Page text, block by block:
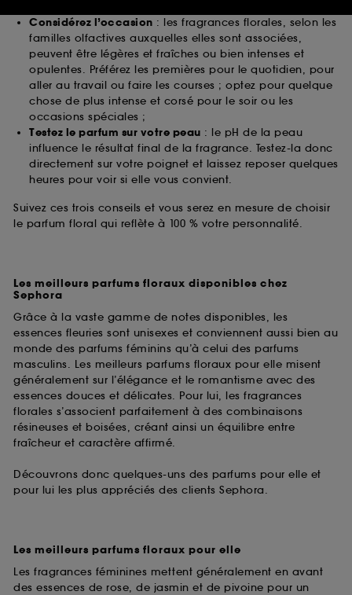
Considérez l’occasion : les fragrances florales, selon les
familles olfactives auxquelles elles sont associées,
peuvent être légères et fraîches ou bien intenses et
opulentes. Préférez les premières pour le quotidien, pour
aller au travail ou faire les courses ; optez pour quelque
chose de plus intense et corsé pour le soir ou les
occasions spéciales ;
Testez le parfum sur votre peau : le pH de la peau
influence le résultat final de la fragrance. Testez-la donc
directement sur votre poignet et laissez reposer quelques
heures pour voir si elle vous convient.
Suivez ces trois conseils et vous serez en mesure de choisir
le parfum floral qui reflète à 100 % votre personnalité.
Les meilleurs parfums floraux disponibles chez
Sephora
Grâce à la vaste gamme de notes disponibles, les
essences fleuries sont unisexes et conviennent aussi bien au
monde des parfums féminins qu’à celui des parfums
masculins. Les meilleurs parfums floraux pour elle misent
généralement sur l’élégance et le romantisme avec des
essences douces et délicates. Pour lui, les fragrances
florales s’associent parfaitement à des combinaisons
résineuses et boisées, créant ainsi un équilibre entre
fraîcheur et caractère affirmé.
Découvrons donc quelques-uns des parfums pour elle et
pour lui les plus appréciés des clients Sephora.
Les meilleurs parfums floraux pour elle
Les fragrances féminines mettent généralement en avant
des essences de rose, de jasmin et de pivoine pour un
Cookies réseaux sociaux et publicité :ils sont
utilisés pour vous présenter du contenu susceptible
de vous plaire via des publicités, y compris sur des
sites tiers et sur les réseaux sociaux, sur la base
des pages que vous avez consultées, de votre
navigation, et de l'historique de vos interactions.
Cookies de mesure d’audience :
ils nous
permettent de réaliser des statistiques de
fréquentation et de navigation sur notre site afin
d’en améliorer la performance.
Cookies de sécurisation des paiements en ligne :
ils nous permettent de lutter notamment contre les
fraudes aux moyens de paiement et les
Cookies fonctionnels :
il s’agit de cookies
permettant l’affichage et/ou la fourniture de
cookies d’authentification qui sont utilisés afin de
vous faire bénéficier de l’authentification
prolongée vous permettant d’accéder à votre
compte lors de votre prochaine visite sur le site
sans saisir à nouveau votre identifiant et mot de
passe.
lecture de ces traceurs requiert votre accord. Vous
pouvez personnaliser vos choix concernant le dépôt
de ces cookies grâce au bouton "personnaliser mes
navigation collectées par ces Cookies, pour les
finalités acceptées, avec les données personnelles
collectées ou générées lors de votre activité en ligne
ou en magasin. Pour refuser tous les cookies, cliques